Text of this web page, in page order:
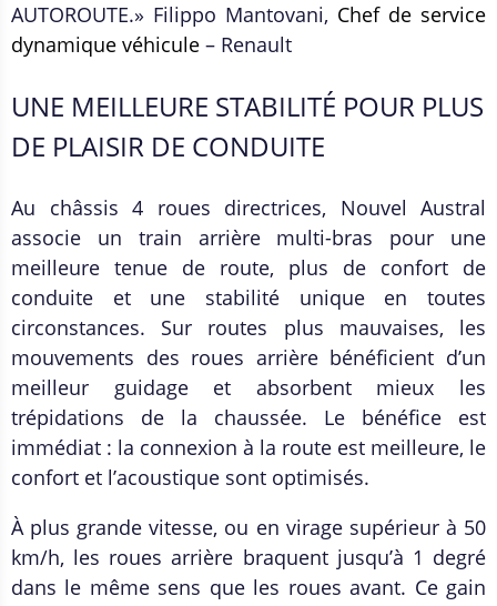
AUTOROUTE.» Filippo Mantovani, Chef de service
dynamique véhicule – Renault
UNE MEILLEURE STABILITÉ POUR PLUS
DE PLAISIR DE CONDUITE
Au châssis 4 roues directrices, Nouvel Austral
associe un train arrière multi-bras pour une
meilleure tenue de route, plus de confort de
conduite et une stabilité unique en toutes
circonstances. Sur routes plus mauvaises, les
mouvements des roues arrière bénéficient d’un
meilleur guidage et absorbent mieux les
trépidations de la chaussée. Le bénéfice est
immédiat : la connexion à la route est meilleure, le
confort et l’acoustique sont optimisés.
À plus grande vitesse, ou en virage supérieur à 50
km/h, les roues arrière braquent jusqu’à 1 degré
dans le même sens que les roues avant. Ce gain